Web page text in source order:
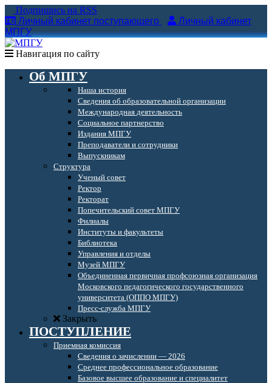
Подпишись на RSS
Личный кабинет поступающего
Личный кабинет
МПГУ
Навигация по сайту
Об МПГУ
Наша история
Сведения об образовательной организации
Международная деятельность
Социальное партнерство
Издания МПГУ
Преподаватели и сотрудники
Выпускникам
Структура
Ученый совет
Ректор
Ректорат
Попечительский совет МПГУ
Филиалы
Институты и факультеты
Библиотека
Управления и отделы
Музей МПГУ
Объединенная первичная профсоюзная организация
Московского педагогического государственного
университета (ОППО МПГУ)
Пресс-служба МПГУ
Закрыть
ПОСТУПЛЕНИЕ
Приемная комиссия
Сведения о зачислении — 2026
Среднее профессиональное образование
Базовое высшее образование и специалитет